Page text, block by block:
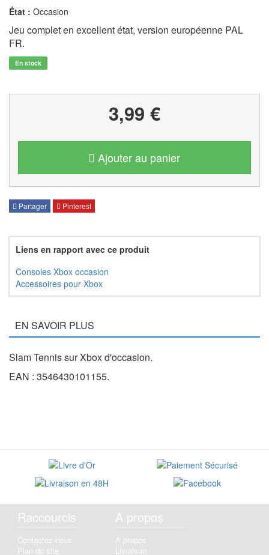
État : Occasion
Jeu complet en excellent état, version européenne PAL
FR.
En stock
3,99 €
Ajouter au panier
Partager Pinterest
Liens en rapport avec ce produit
Consoles Xbox occasion
Accessoires pour Xbox
EN SAVOIR PLUS
Slam Tennis sur Xbox d'occasion.
EAN : 3546430101155.
Raccourcis
Contactez-nous
Plan du site
A propos
A propos
Livraison